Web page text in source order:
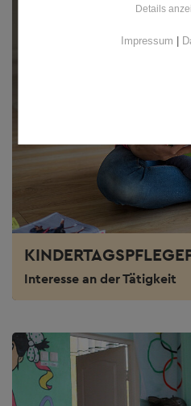
Interesse an der Tätigkeit
Details
Impressum |